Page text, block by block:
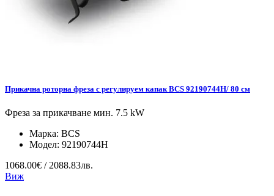
Прикачна роторна фреза с регулируем капак BCS 92190744H/ 80 см
Фреза за прикачване мин. 7.5 kW
Марка: BCS
Модел: 92190744H
1068.00€ / 2088.83лв.
Виж